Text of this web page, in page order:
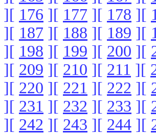
][ 176 ][ 177 ][ 178 ][
][ 187 ][ 188 ][ 189 ][
][ 198 ][ 199 ][ 200 ][
][ 209 ][ 210 ][ 211 ][
][ 220 ][ 221 ][ 222 ][
][ 231 ][ 232 ][ 233 ][
][ 242 ][ 243 ][ 244 ][